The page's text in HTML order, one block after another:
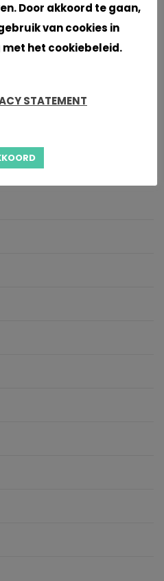
Door akkoord te gaan,
van cookies in
het cookiebeleid.
STATEMENT